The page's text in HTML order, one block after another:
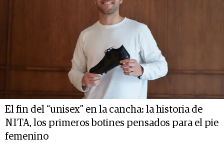
El fin del “unisex” en la cancha: la historia de
NITA, los primeros botines pensados para el pie
femenino